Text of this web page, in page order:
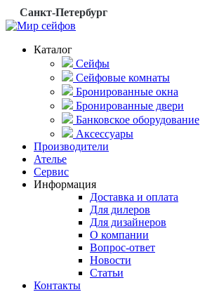
Санкт-Петербург
Каталог
Сейфы
Сейфовые комнаты
Бронированные окна
Бронированные двери
Банковское оборудование
Аксессуары
Производители
Ателье
Сервис
Информация
Доставка и оплата
Для дилеров
Для дизайнеров
О компании
Вопрос-ответ
Новости
Статьи
Контакты